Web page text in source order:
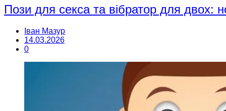
Пози для секса та вібратор для двох:
Іван Мазур
14.03.2026
0